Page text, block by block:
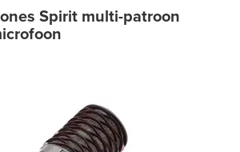
Spirit multi-patroon